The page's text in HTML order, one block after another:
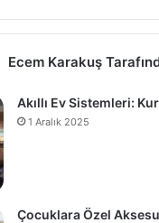
Ecem Karakuş
Akıllı Ev Sistemleri:
1 Aralık 2025
Çocuklara Özel